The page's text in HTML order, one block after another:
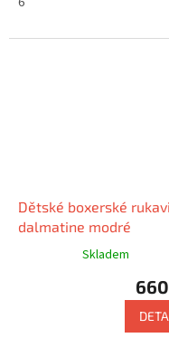
Dětské boxerské
dalmatine modré
Skladem